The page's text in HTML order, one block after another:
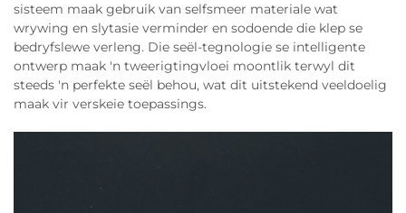
sisteem maak gebruik van selfsmeer materiale wat
wrywing en slytasie verminder en sodoende die klep se
bedryfslewe verleng. Die seël-tegnologie se intelligente
ontwerp maak 'n tweerigtingvloei moontlik terwyl dit
steeds 'n perfekte seël behou, wat dit uitstekend veeldoelig
maak vir verskeie toepassings.